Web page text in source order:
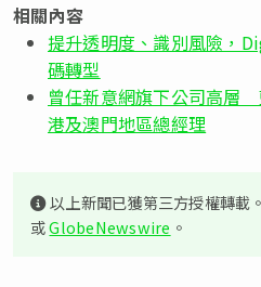
相關內容
提升透明度、識別風險，
碼轉型
曾任新意網旗下公司高層
港及澳門地區總經理
以上新聞已獲第三方授權轉載
或GlobeNewswire 。